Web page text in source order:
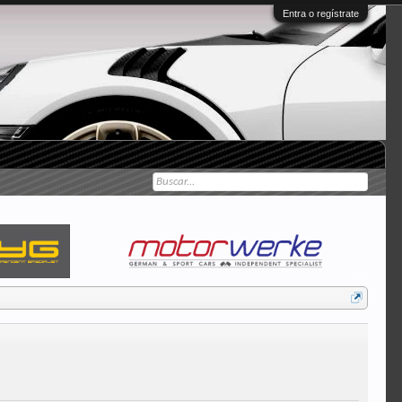
Entra o regístrate